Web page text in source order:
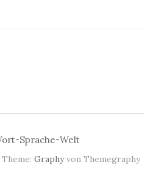
Sprache-Welt
Theme: Graphyvon Themegraphy